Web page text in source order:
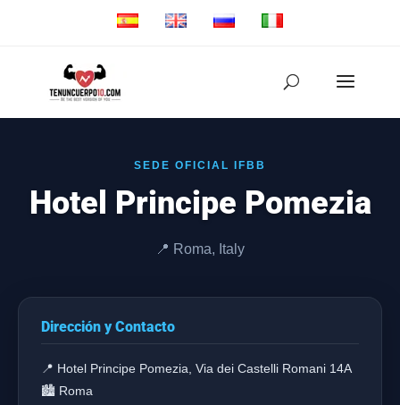
SEDE OFICIAL IFBB
Hotel Principe Pomezia
📍 Roma, Italy
Dirección y Contacto
📍 Hotel Principe Pomezia, Via dei Castelli Romani 14A
🏙️ Roma